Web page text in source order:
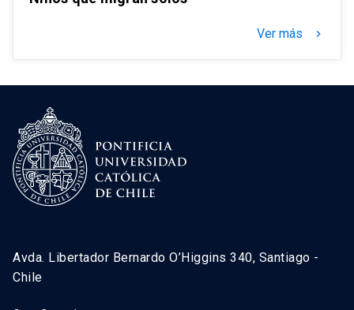
Ver más keyboard_arrow_right
Avda. Libertador Bernardo O’Higgins 340, Santiago -
Chile